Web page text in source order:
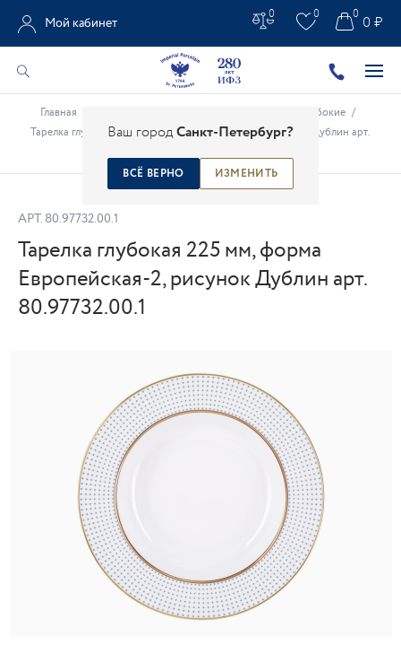
Ваш городСанкт-Петербург?
ВСЁ ВЕРНО ИЗМЕНИТЬ
Мой кабинет
0 0 0 ₽
0
Главная Тарелки глубокие /
Тарелка глубокая 225 мм, форма Европейская-2, рисунок Дублин арт.
АРТ. 80.97732.00.1
Тарелка глубокая 225 мм, форма
Европейская-2, рисунок Дублин арт.
80.97732.00.1